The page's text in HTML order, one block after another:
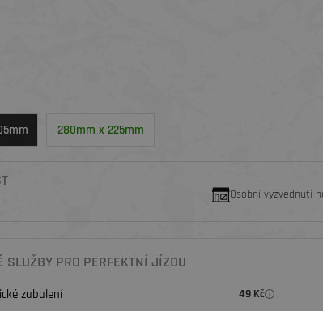
280mm x 225mm
Osobní vyzvednutí
SLUŽBY PRO PERFEKTNÍ JÍZDU
zabalení 49 Kč